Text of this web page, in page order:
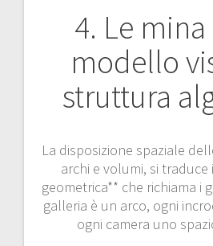
4. Le
modello
struttura
La disposizione spaziale
archi e volumi, si
geometrica** che richiama i
galleria è un arco, ogni
ogni camera uno